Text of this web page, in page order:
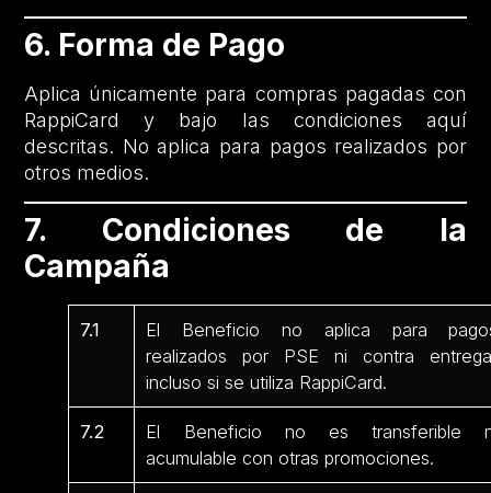
6. Forma de Pago
Aplica únicamente para compras pagadas con
RappiCard y bajo las condiciones aquí
descritas. No aplica para pagos realizados por
otros medios.
7. Condiciones de la
Campaña
7.1
El Beneficio no aplica para
realizados por PSE ni contra
incluso si se utiliza RappiCard.
7.2
El Beneficio no es transferible
acumulable con otras promociones.